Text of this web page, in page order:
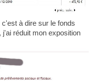
à dire sur le fonds
réduit mon exposition